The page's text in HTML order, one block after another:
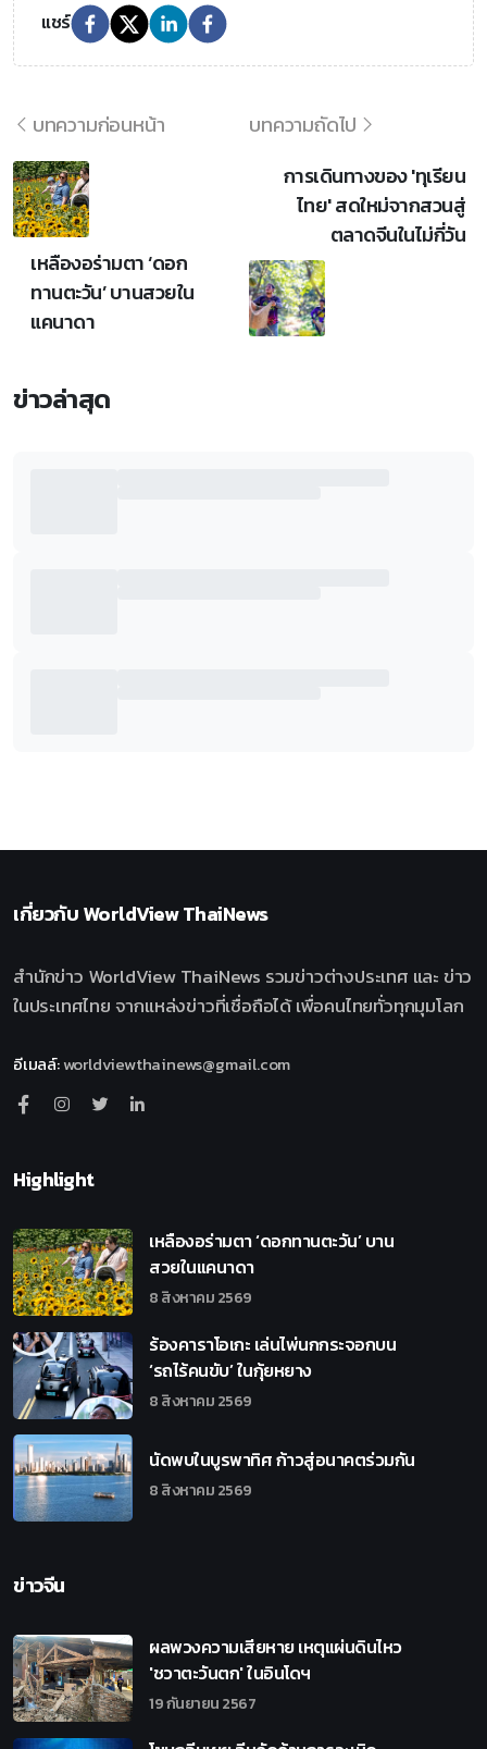
แชร์
บทความก่อนหน้า
เหลืองอร่ามตา ‘ดอก
ทานตะวัน’ บานสวยใน
แคนาดา
บทความถัดไป
การเดินทางของ 'ทุเรียน
ไทย' สดใหม่จากสวนสู่
ตลาดจีนในไม่กี่วัน
ข่าวล่าสุด
เกี่ยวกับWorldView ThaiNews
สำนักข่าว WorldView ThaiNews รวมข่าวต่างประเทศ และ ข่าว
ในประเทศไทย จากแหล่งข่าวที่เชื่อถือได้ เพื่อคนไทยทั่วทุกมุมโลก
อีเมลล์:worldviewthainews@gmail.com
Highlight
เหลืองอร่ามตา ‘ดอกทานตะวัน’ บาน
สวยในแคนาดา
8 สิงหาคม 2569
ร้องคาราโอเกะ เล่นไพ่นกกระจอกบน
‘รถไร้คนขับ’ ในกุ้ยหยาง
8 สิงหาคม 2569
นัดพบในบูรพาทิศ ก้าวสู่อนาคตร่วมกัน
8 สิงหาคม 2569
ข่าวจีน
ผลพวงความเสียหาย เหตุแผ่นดินไหว
'ชวาตะวันตก' ในอินโดฯ
19 กันยายน 2567